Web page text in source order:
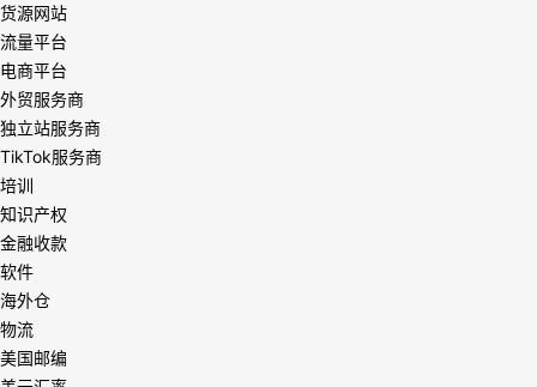
货源网站
流量平台
电商平台
外贸服务商
独立站服务商
TikTok服务商
培训
知识产权
金融收款
软件
海外仓
物流
美国邮编